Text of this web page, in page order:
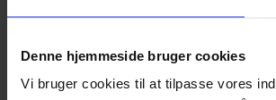
Denne hjemmeside bruger cookies
Vi bruger cookies til at tilpasse vores